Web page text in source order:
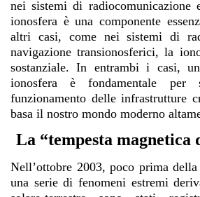
nei sistemi di radiocomunicazione
ionosfera è una componente
altri casi, come nei sistemi di
navigazione transionosferici, la
sostanziale. In entrambi i casi,
ionosfera è fondamentale per
funzionamento delle infrastrutture
basa il nostro mondo moderno
La “tempesta magnetica
Nell’ottobre 2003, poco prima
una serie di fenomeni estremi